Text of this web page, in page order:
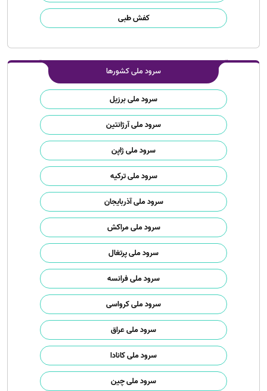
کفش طبی
سرود ملی کشورها
سرود ملی برزیل
سرود ملی آرژانتین
سرود ملی ژاپن
سرود ملی ترکیه
سرود ملی آذربایجان
سرود ملی مراکش
سرود ملی پرتغال
سرود ملی فرانسه
سرود ملی کرواسی
سرود ملی عراق
سرود ملی کانادا
سرود ملی چین